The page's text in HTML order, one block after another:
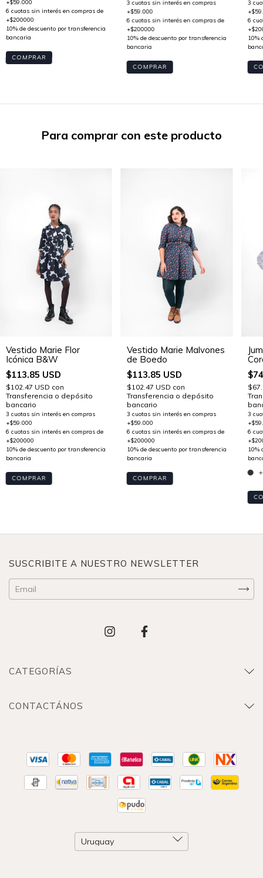
COMPRAR
COMPRAR
Para comprar con este producto
Vestido Marie Flor
Icónica B&W
$113.85 USD
$102.47 USD con
Transferencia o depósito
bancario
COMPRAR
Vestido Marie Malvones
de Boedo
$113.85 USD
$102.47 USD con
Transferencia o depósito
bancario
COMPRAR
SUSCRIBITE A NUESTRO NEWSLETTER
CATEGORÍAS
CONTACTÁNOS